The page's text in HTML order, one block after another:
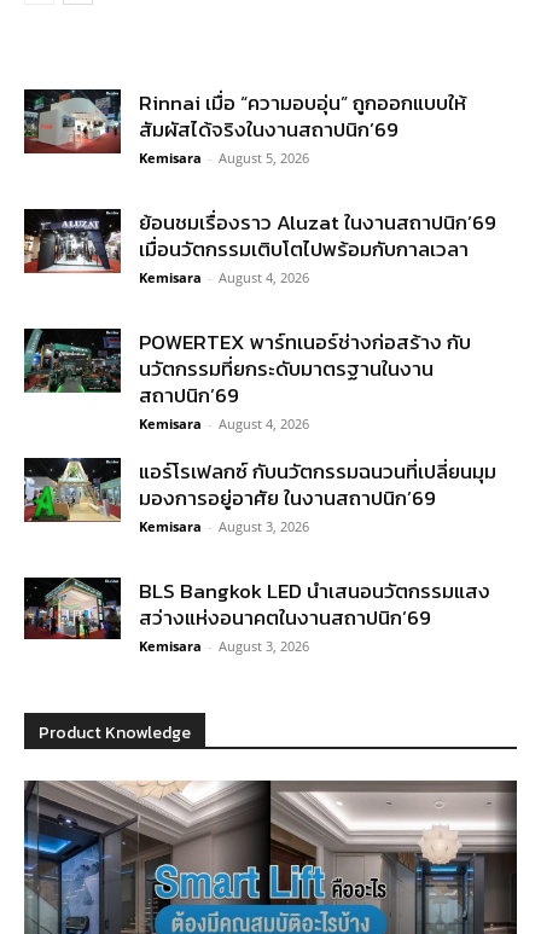
Rinnai เมื่อ “ความอบอุ่น” ถูกออกแบบให้
สัมผัสได้จริงในงานสถาปนิก’69
Kemisara - August 5, 2026
ย้อนชมเรื่องราว Aluzat ในงานสถาปนิก’69
เมื่อนวัตกรรมเติบโตไปพร้อมกับกาลเวลา
Kemisara - August 4, 2026
POWERTEX พาร์ทเนอร์ช่างก่อสร้าง กับ
นวัตกรรมที่ยกระดับมาตรฐานในงาน
สถาปนิก’69
Kemisara - August 4, 2026
แอร์โรเฟลกซ์ กับนวัตกรรมฉนวนที่เปลี่ยนมุม
มองการอยู่อาศัย ในงานสถาปนิก’69
Kemisara - August 3, 2026
BLS Bangkok LED นำเสนอนวัตกรรมแสง
สว่างแห่งอนาคตในงานสถาปนิก’69
Kemisara - August 3, 2026
Product Knowledge